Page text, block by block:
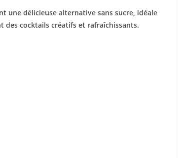
une délicieuse alternative sans sucre, idéale
cocktails créatifs et rafraîchissants.